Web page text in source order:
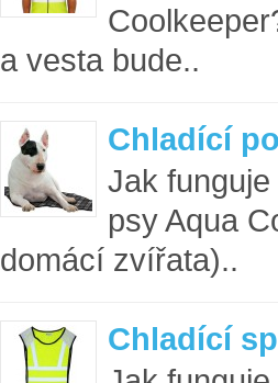
a vesta bude..
Chladící
Jak
psy Aqua
domácí zvířata)..
Chladící